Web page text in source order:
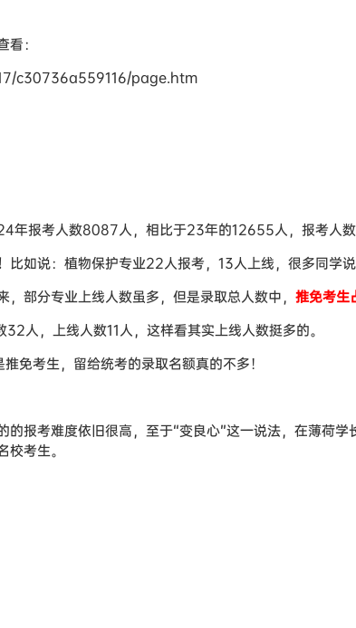
：
c30736a559116/page.htm
年报考人数8087人，相比于23年的12655人，报考人数
比如说：植物保护专业22人报考，13人上线，很多同学说
部分专业上线人数虽多，但是录取总人数中， 推免考生
人，上线人数11人，这样看其实上线人数挺多的。
免考生，留给统考的录取名额真的不多！
的报考难度依旧很高，至于“变良心”这一说法，在薄荷
考生。